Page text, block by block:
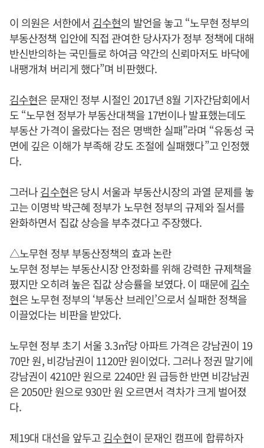
이 의원은 서한에서 김수현의 발언을 놓고 “노무현 정부의
부동산정책 입안에 직접 관여한 당사자가 정부 정책에 대해
반신반의하는 국민들로 하여금 약간의 신뢰마저도 바닥에
내팽개쳐 버리게 했다”며 비판했다.
김수현은 문재인 정부 시절인 2017년 8월 기자간담회에서
도 “노무현 정부가 부동산대책을 17번이나 발표했는데도
부동산 가격이 올랐다는 점은 명백한 실패”라며 “유동성 국
면에 깊은 이해가 부족해 강도 조절에 실패했다”고 인정했
다.
그러나김수현은 당시 서울과 부동산시장의 과열 문제를 놓
고는 이명박 박근혜 정부가 노무현 정부의 규제와 질서를
완화하면서 집값 상승을 부추겼다고 주장했다.
△노무현 정부 부동산정책의 효과 논란
노무현 정부는 부동산시장 안정화를 위해 강력한 규제책을
폈지만 오히려 높은 집값 상승률을 보였다. 이 때문에 김수
현은 노무현 정부의 ‘부동산 브레인’으로서 실패한 정책을
이끌었다는 비판을 받았다.
노무현 정부 초기 서울 3.3㎡당 아파트 가격은 강남권이 19
70만 원, 비강남권이 1120만 원이었다. 그러나 정권 말기에
강남권이 4210만 원으로 2240만 원 급등한 반면 비강남권
은 2050만 원으로 930만 원 오르면서 격차가 크게 벌어졌
다.
제19대 대선을 앞두고김수현이 문재인 캠프에 합류하자